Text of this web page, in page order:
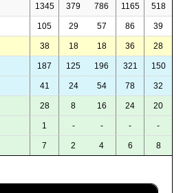
1345 379 786 1165 518
105 29 57 86 39
38 18 18 36 28
187 125 196 321 150
41 24 54 78 32
28 8 16 24 20
1 - - - -
7 2 4 6 8